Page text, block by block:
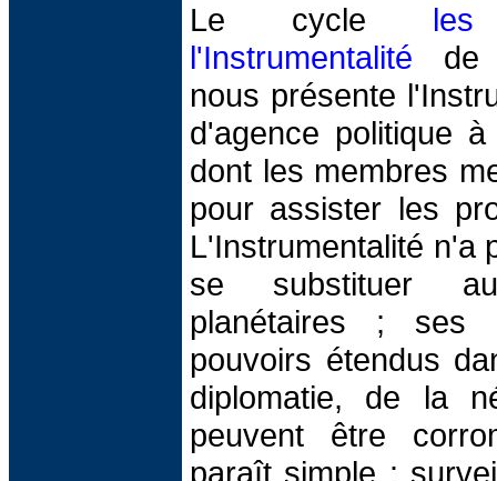
Le cycle
l'Instrumentalité de
nous présente
d'agence politique
dont les membres
pour assister les
L'Instrumentalité n'a
se substituer
planétaires ; ses
pouvoirs étendus
diplomatie, de la
peuvent être
paraît simple :